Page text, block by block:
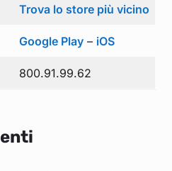
Trova lo store più vicino
Google Play – iOS
800.91.99.62